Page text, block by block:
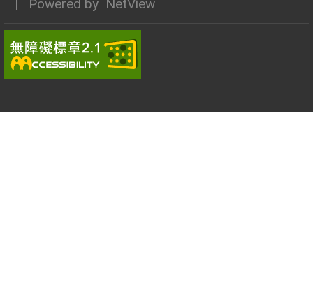
| Powered by NetView